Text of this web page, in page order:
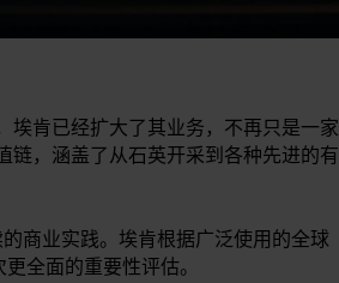
埃肯已经扩大了其业务，不再只是一家
链，涵盖了从石英开采到各种先进的有
商业实践。埃肯根据广泛使用的全球
全面的重要性评估。